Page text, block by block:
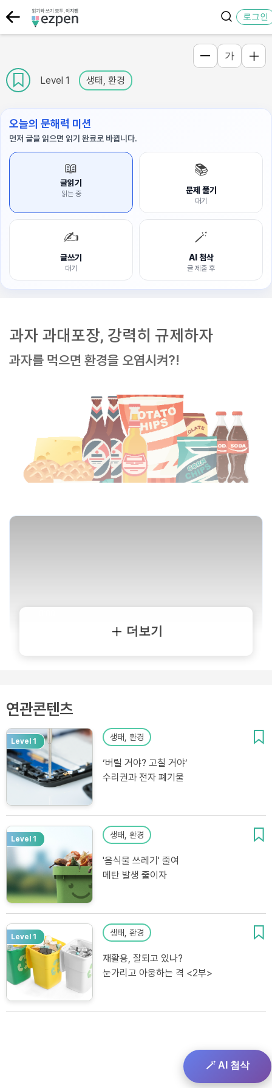
로그인
Level 1 생태, 환경
가
오늘의 문해력 미션
먼저 글을 읽으면 읽기 완료로 바뀝니다.
📖
글읽기
읽는 중
📚
문제 풀기
대기
✍️
글쓰기
대기
🪄
AI 첨삭
글 제출 후
과자 과대포장, 강력히 규제하자
과자를 먹으면 환경을 오염시켜?!
더보기
연관콘텐츠
Level 1 생태, 환경
‘버릴 거야? 고칠 거야’
수리권과 전자 폐기물
Level 1 생태, 환경
'음식물 쓰레기' 줄여
메탄 발생 줄이자
Level 1 생태, 환경
재활용, 잘되고 있나?
눈가리고 아웅하는 격 <2부>
🪄 AI 첨삭